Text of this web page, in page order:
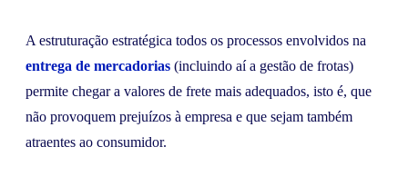
A estruturação estratégica todos os processos envolvidos na
entrega de mercadorias (incluindo aí a gestão de frotas)
permite chegar a valores de frete mais adequados, isto é, que
não provoquem prejuízos à empresa e que sejam também
atraentes ao consumidor.